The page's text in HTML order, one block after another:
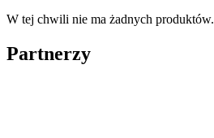
W tej chwili nie ma żadnych produktów.
Partnerzy